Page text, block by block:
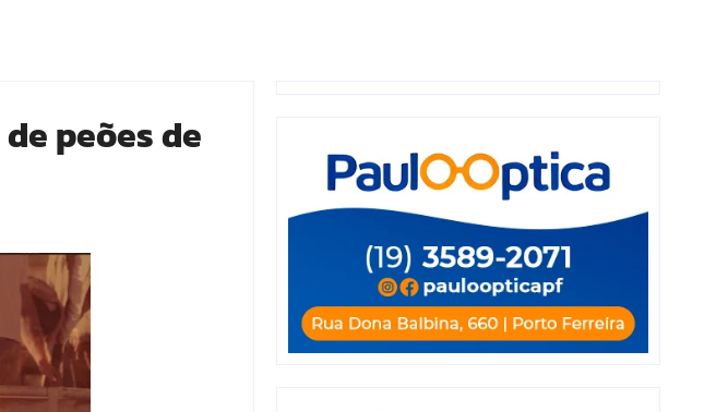
peões de